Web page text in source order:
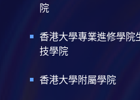
院
香港大學專業進修學院
技學院
香港大學附屬學院